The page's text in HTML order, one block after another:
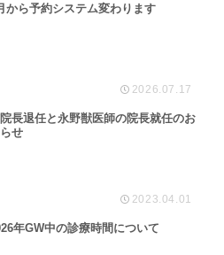
から予約システム変わります
2026.07.17
長退任と永野獣医師の院長就任のお
せ
2023.04.01
年GW中の診療時間について